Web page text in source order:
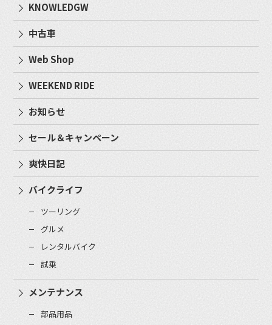
KNOWLEDGW
中古車
Web Shop
WEEKEND RIDE
お知らせ
セール＆キャンペーン
爽快日記
バイクライフ
ツーリング
グルメ
レンタルバイク
試乗
メンテナンス
部品用品